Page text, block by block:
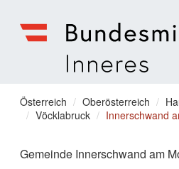
für
Inneres
Sie
befinden
hier:
Österreich Oberösterreich
Vöcklabruck
Innerschwand
Gemeinde Innerschwand am